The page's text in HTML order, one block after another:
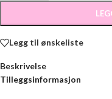
Legg til ønskeliste
Beskrivelse
Tilleggsinformasjon